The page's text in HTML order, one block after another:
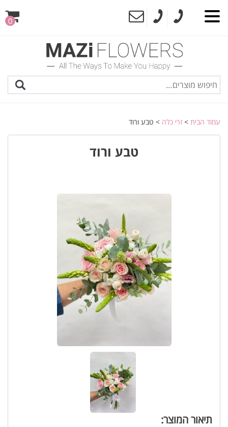
0
עמוד הבית > זרי כלה > טבע ורוד
טבע ורוד
תיאור המוצר: